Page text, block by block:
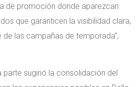
de promoción donde aparezcan
que garanticen la visibilidad clara,
las campañas de temporada”,
parte sugirió la consolidación del